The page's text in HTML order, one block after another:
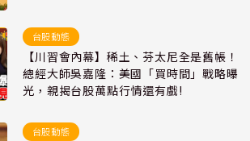
台股動態
【川習會內幕】稀土、芬太尼全是舊帳！
總經大師吳嘉隆：美國「買時間」戰略曝
光，親揭台股萬點行情還有戲!
台股動態